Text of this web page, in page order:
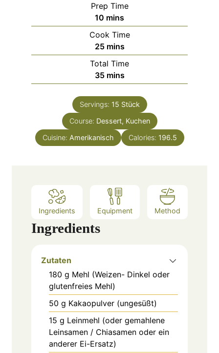
Prep Time
10 m
i
n
u
t
e
s
mins
Cook Time
25m
i
n
u
e
mins
Total Time
35m
i
n
u
t
s
mins
Servings: 15 Stück
Course: Dessert, Kuchen
Cuisine: Amerikanisch Calories: 196.5
Ingredients Equipment Method
Ingredients
Zutaten
180 g Mehl (Weizen- Dinkel oder
glutenfreies Mehl)
50 g Kakaopulver (ungesüßt)
15 g Leinmehl (oder gemahlene
Leinsamen / Chiasamen oder ein
anderer Ei-Ersatz)